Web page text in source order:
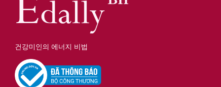
건강미인의 에너지 비법